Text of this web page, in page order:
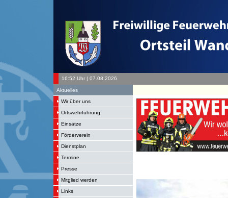
16:52 Uhr | 07.08.2026
Aktuelles
Wir über uns
Ortswehrführung
Einsätze
Förderverein
Dienstplan
Termine
Presse
Mitglied werden
Links